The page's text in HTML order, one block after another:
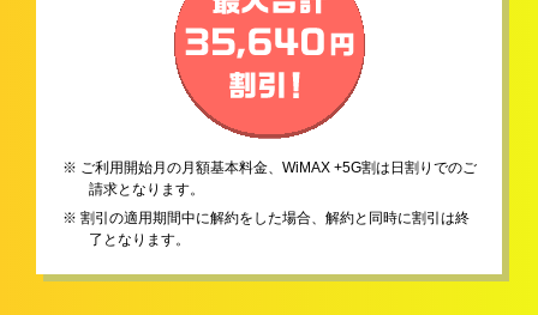
※ ご利用開始月の月額基本料金、WiMAX +5G割は日割りでのご
請求となります。
※ 割引の適用期間中に解約をした場合、解約と同時に割引は終
了となります。